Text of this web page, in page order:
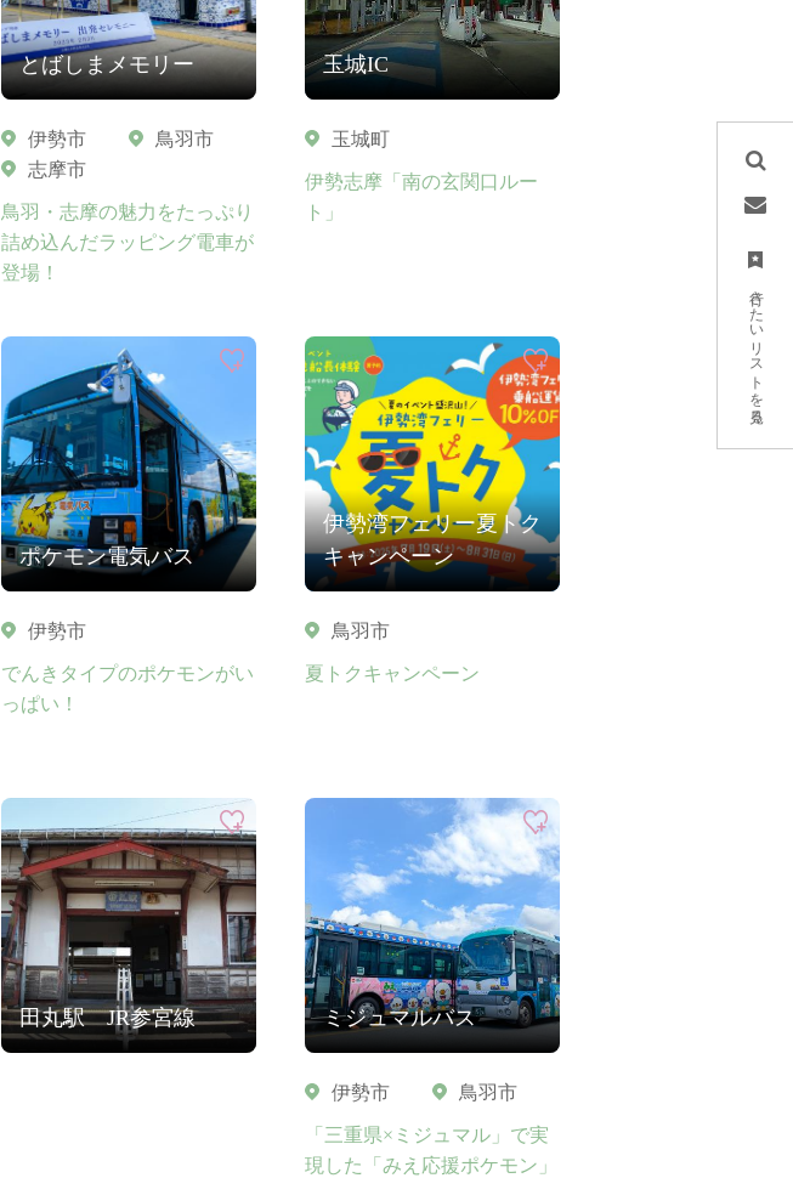
行きたいリストを見る
とばしまメモリー
伊勢市
鳥羽市
志摩市
鳥羽・志摩の魅力をたっぷり
詰め込んだラッピング電車が
登場！
玉城IC
玉城町
伊勢志摩「南の玄関口ルー
ト」
ポケモン電気バス
伊勢市
でんきタイプのポケモンがい
っぱい！
伊勢湾フェリー夏トク
キャンペーン
鳥羽市
夏トクキャンペーン
田丸駅 JR参宮線 ミジュマルバス
伊勢市 鳥羽市
「三重県×ミジュマル」で実
現した「みえ応援ポケモン」